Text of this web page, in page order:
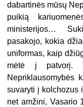
dabartinės mūsų
puikią
ministerijos…
pasakojo, kokia
uniformas, kaip
mėtė į patvorį.
Nepriklausomybės
suvaryti į kolchozus
net amžini, Vasario